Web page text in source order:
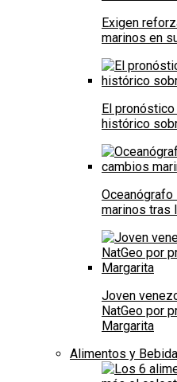
Exigen
marinos en
El
histórico
marinos tras
Joven
NatGeo por
Margarita
Alimentos y